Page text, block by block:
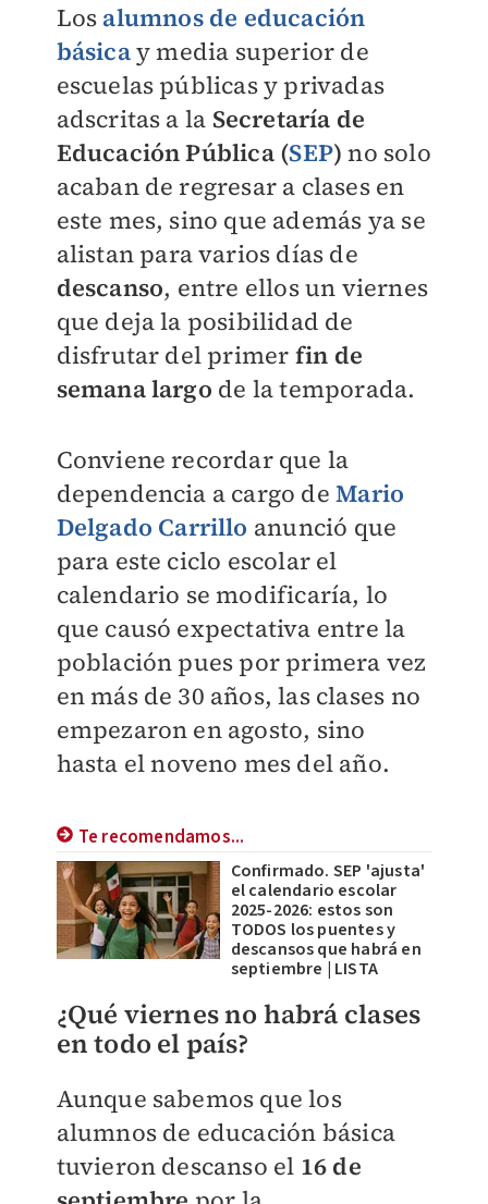
Los alumnos de educación
básicay media superior de
escuelas públicas y privadas
adscritas a la Secretaría de
Educación Pública (SEP) no solo
acaban de regresar a clases en
este mes, sino que además ya se
alistan para varios días de
descanso, entre ellos un viernes
que deja la posibilidad de
disfrutar del primer fin de
semana largo de la temporada.
Conviene recordar que la
dependencia a cargo deMario
Delgado Carrillo anunció que
para este ciclo escolar el
calendario se modificaría, lo
que causó expectativa entre la
población pues por primera vez
en más de 30 años, las clases no
empezaron en agosto, sino
hasta el noveno mes del año.
Te recomendamos...
Confirmado. SEP 'ajusta'
el calendario escolar
2025-2026: estos son
TODOS los puentes y
descansos que habrá en
septiembre | LISTA
¿Qué viernes no habrá clases
en todo el país?
Aunque sabemos que los
alumnos de educación básica
tuvieron descanso el 16 de